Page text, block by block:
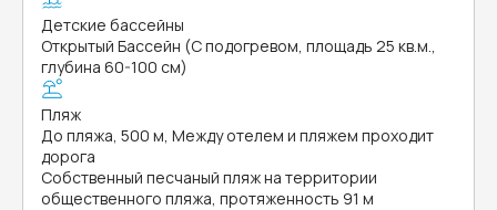
Детские бассейны
Открытый Бассейн (С подогревом, площадь 25 кв.м.,
глубина 60-100 см)
Пляж
До пляжа, 500 м, Между отелем и пляжем проходит
дорога
Собственный песчаный пляж на территории
общественного пляжа, протяженность 91 м